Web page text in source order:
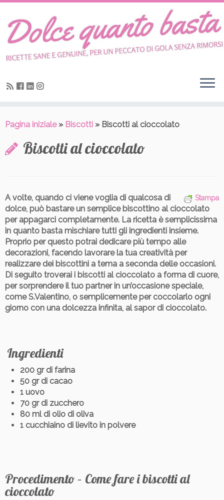
Skip
content
Pagina iniziale » Biscotti » Biscotti al cioccolato
Biscotti al cioccolato
Stampa
A volte, quando ci viene voglia di qualcosa di
dolce, può bastare un semplice biscottino al cioccolato
per appagarci completamente. La ricetta è semplicissima
in quanto basta mischiare tutti gli ingredienti insieme.
Proprio per questo potrai dedicare più tempo alle
decorazioni, facendo lavorare la tua creatività per
realizzare dei biscottini a tema a seconda delle occasioni.
Di seguito troverai i biscotti al cioccolato a forma di cuore,
per sorprendere il tuo partner in un’occasione speciale,
come S.Valentino, o semplicemente per coccolarlo ogni
giorno con una dolcezza infinita, al sapor di cioccolato.
Ingredienti
200 gr di farina
50 gr di cacao
1 uovo
70 gr di zucchero
80 ml di olio di oliva
1 cucchiaino di lievito in polvere
Procedimento – Come fare i biscotti al
cioccolato